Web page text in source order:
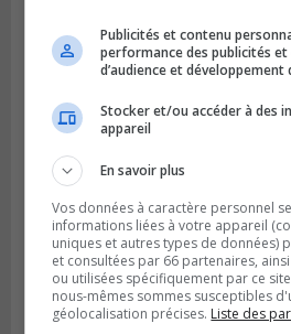
Publié le 4 août 2026 à 13h18
Des fromages de la
rappelés par l’ACIA
Publicités et contenu
performance des publicités
d’audience et développement
Stocker et/ou accéder à des
appareil
En savoir plus
Vos données à caractère personnel
informations liées à votre appareil
uniques et autres types de données)
et consultées par 66 partenaires,
ou utilisées spécifiquement par ce
nous-mêmes sommes susceptibles
géolocalisation précises. Liste des